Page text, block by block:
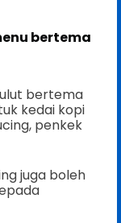
bertema
bertema
kedai kopi
penkek
juga boleh